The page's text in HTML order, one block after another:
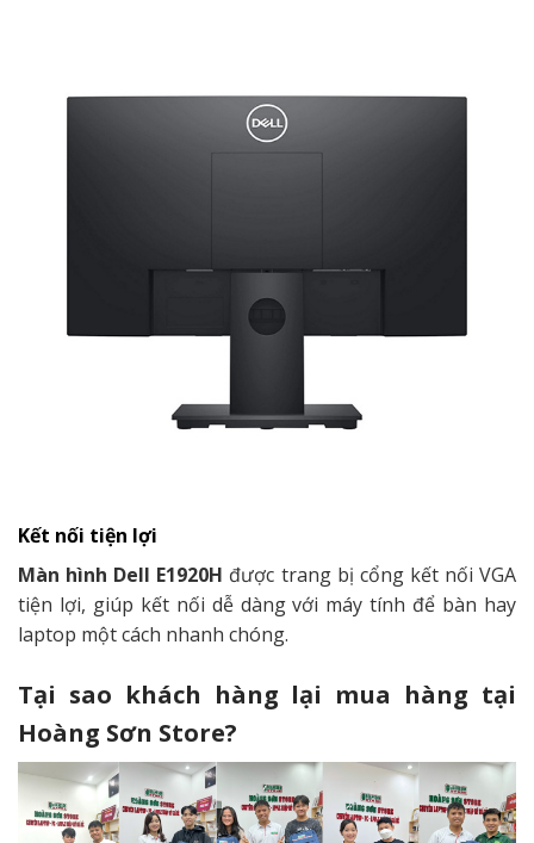
Kết nối tiện lợi
Màn hình Dell E1920H được trang bị cổng kết nối VGA
tiện lợi, giúp kết nối dễ dàng với máy tính để bàn hay
laptop một cách nhanh chóng.
Tại sao khách hàng lại mua hàng tại
Hoàng Sơn Store?